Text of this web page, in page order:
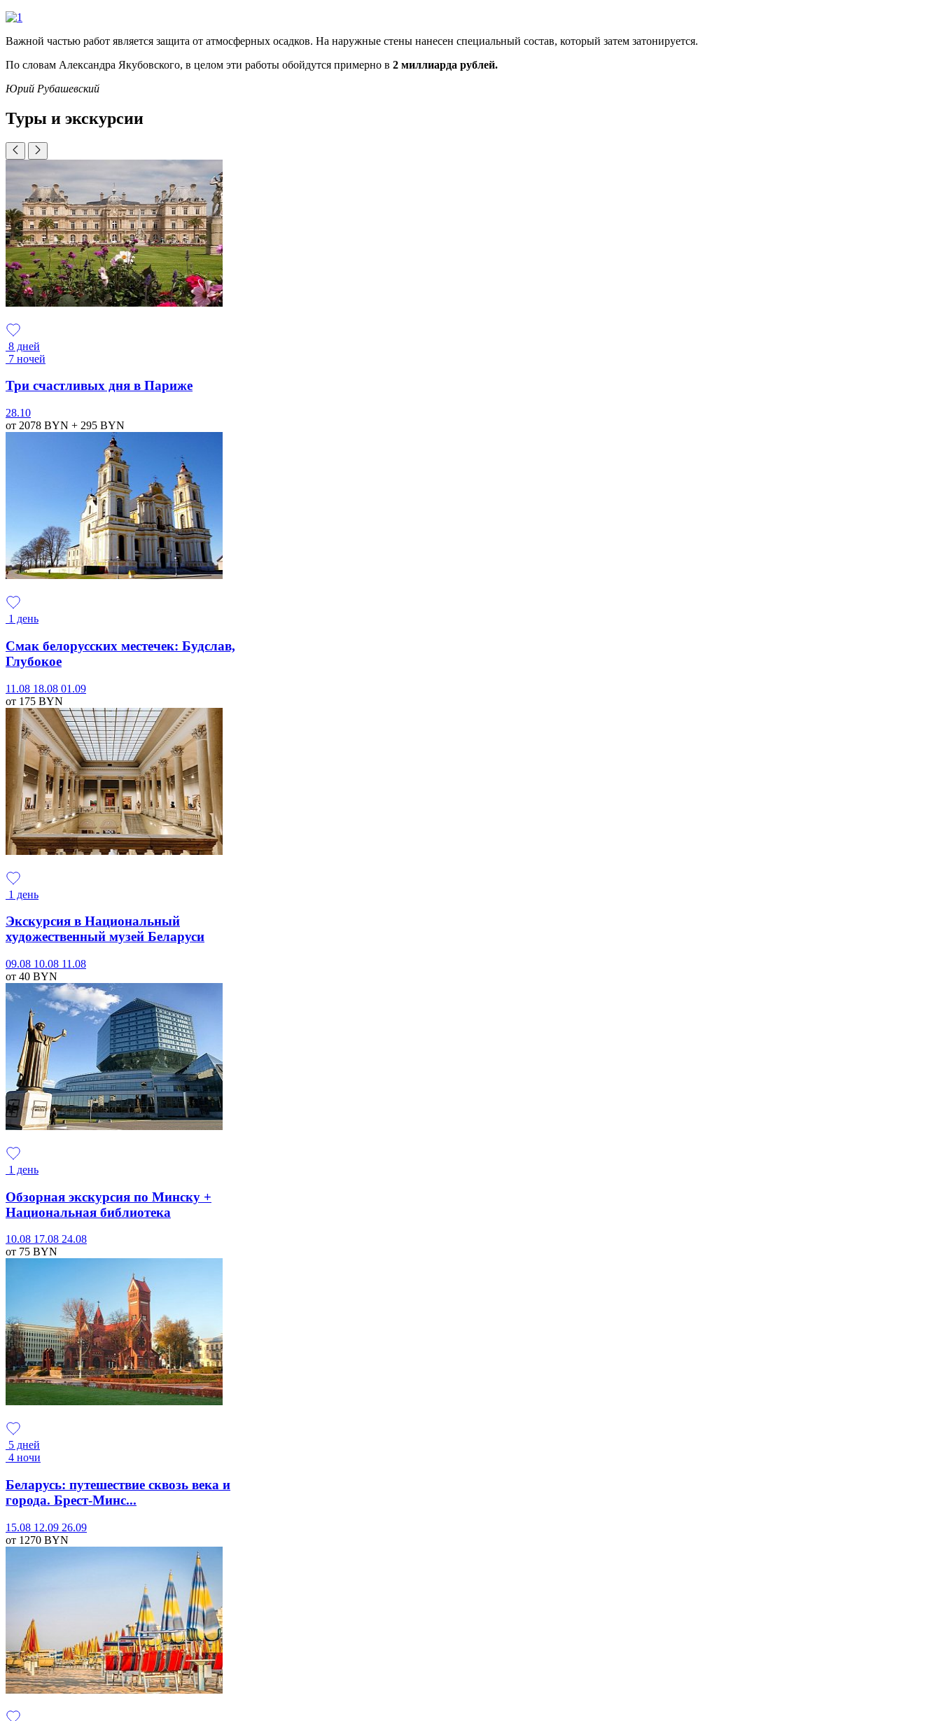
Важной частью работ является защита от атмосферных осадков. На наружные стены нанесен специальный состав, который затем затонируется.
По словам Александра Якубовского, в целом эти работы обойдутся примерно в 2 миллиарда рублей.
Юрий Рубашевский
Туры и экскурсии
8 дней
7 ночей
Три счастливых дня в Париже
28.10
от 2078 BYN + 295 BYN
1 день
Смак белорусских местечек: Будслав,
Глубокое
11.08 18.08 01.09
от 175 BYN
1 день
Экскурсия в Национальный
художественный музей Беларуси
09.08 10.08 11.08
от 40 BYN
1 день
Обзорная экскурсия по Минску +
Национальная библиотека
10.08 17.08 24.08
от 75 BYN
5 дней
4 ночи
Беларусь: путешествие сквозь века и
города. Брест-Минс...
15.08 12.09 26.09
от 1270 BYN